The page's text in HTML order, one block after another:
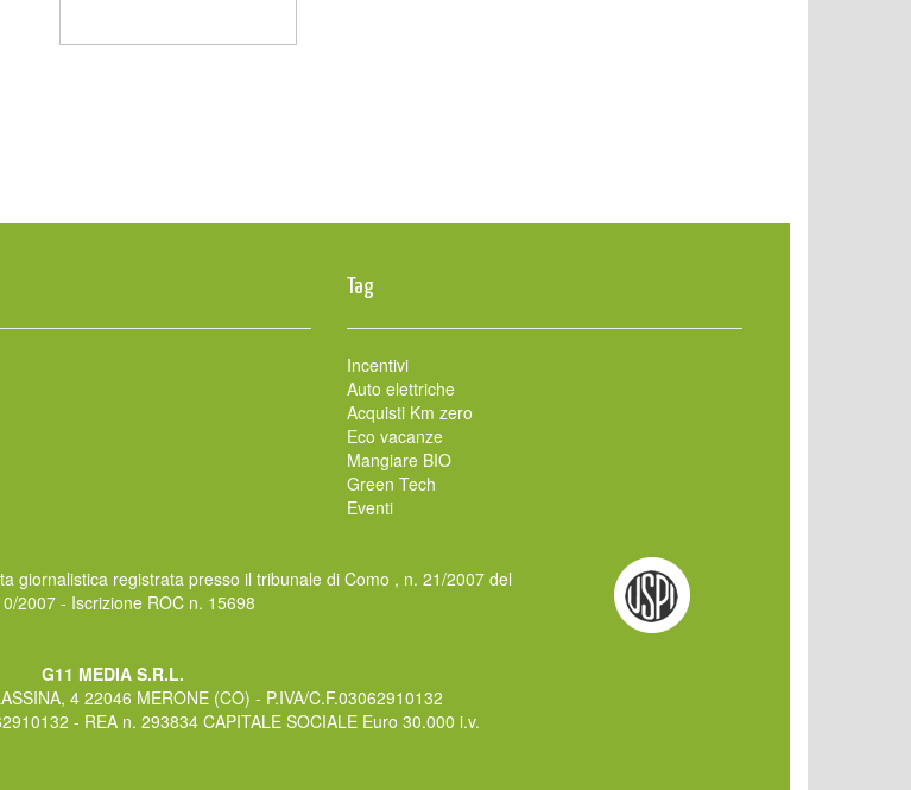
Tag
Incentivi
Auto elettriche
Acquisti Km zero
Eco vacanze
Mangiare BIO
Green Tech
Eventi
giornalistica registrata presso il tribunale di Como , n. 21/2007 del
2007 - Iscrizione ROC n. 15698
G11 MEDIA S.R.L.
4 22046 MERONE (CO) - P.IVA/C.F.03062910132
- REA n. 293834 CAPITALE SOCIALE Euro 30.000 i.v.